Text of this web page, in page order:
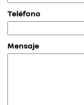
Teléfono
Mensaje